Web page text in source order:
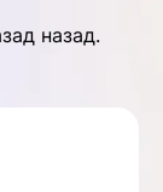
назад.